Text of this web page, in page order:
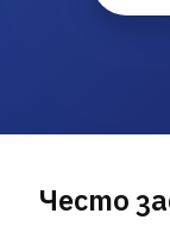
Често